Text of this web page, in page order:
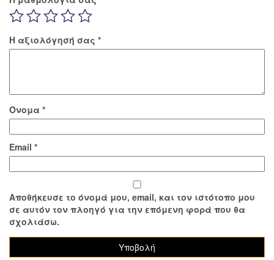
Η αξιολόγησή σας *
Όνομα *
Email *
Αποθήκευσε το όνομά μου, email, και τον ιστότοπο μου
σε αυτόν τον πλοηγό για την επόμενη φορά που θα
σχολιάσω.